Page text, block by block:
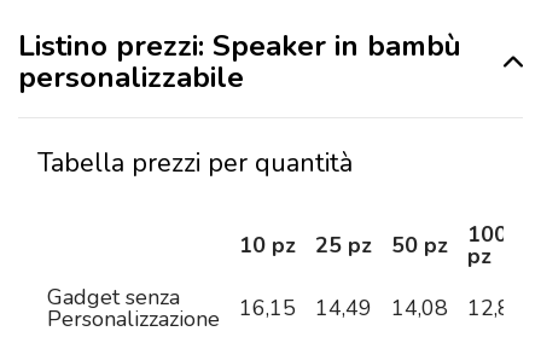
Listino prezzi: Speaker in bambù
personalizzabile
Tabella prezzi per quantità
10 pz 25 pz 50 pz 100
pz
Gadget senza
Personalizzazione 16,15 14,49 14,08 12,83